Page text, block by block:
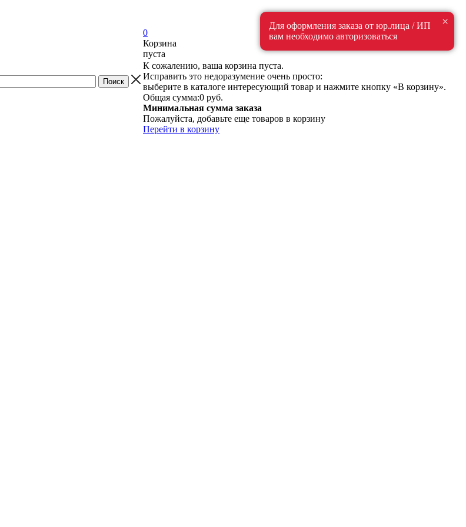
0
Корзина
пуста
К сожалению, ваша корзина пуста.
Исправить это недоразумение очень просто:
выберите в каталоге интересующий товар и нажмите кнопку «В корзину».
Общая сумма:0 руб.
Минимальная сумма заказа
Пожалуйста, добавьте еще товаров в корзину
Перейти в корзину
×
Для оформления заказа от юр.лица / ИП
вам необходимо авторизоваться